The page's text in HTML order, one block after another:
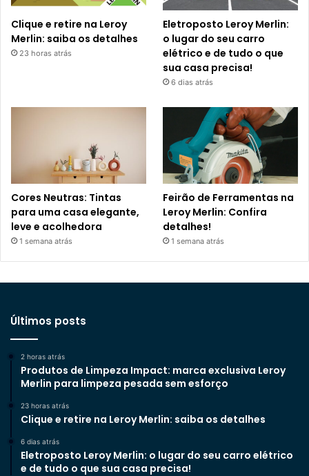
Clique e retire na Leroy
Merlin: saiba os detalhes
23 horas atrás
Eletroposto Leroy Merlin:
o lugar do seu carro
elétrico e de tudo o que
sua casa precisa!
6 dias atrás
Cores Neutras: Tintas
para uma casa elegante,
leve e acolhedora
1 semana atrás
Feirão de Ferramentas na
Leroy Merlin: Confira
detalhes!
1 semana atrás
Últimos posts
2 horas atrás
Produtos de Limpeza Impact: marca exclusiva Leroy
Merlin para limpeza pesada sem esforço
23 horas atrás
Clique e retire na Leroy Merlin: saiba os detalhes
6 dias atrás
Eletroposto Leroy Merlin: o lugar do seu carro elétrico
e de tudo o que sua casa precisa!